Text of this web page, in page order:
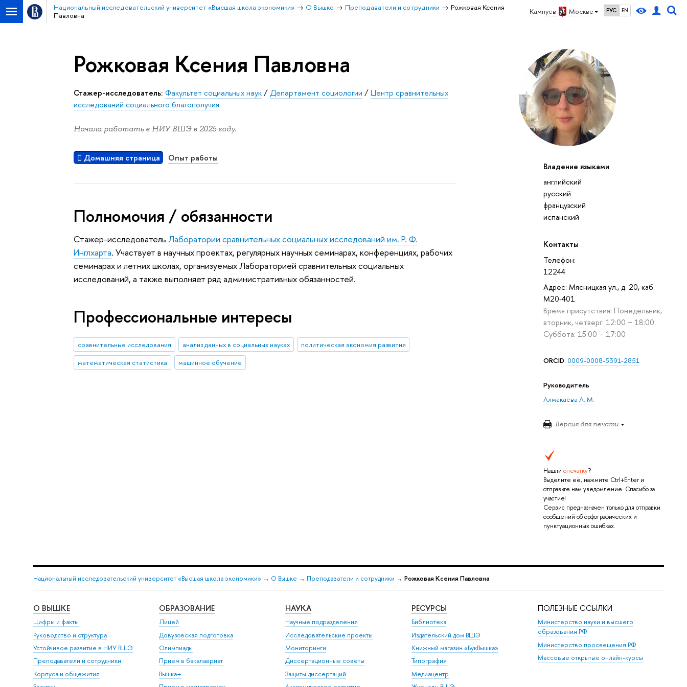
Кампус в Москве РУС EN
Национальный исследовательский университет «Высшая школа экономики» О Вышке Преподаватели и сотрудники
Рожковая Ксения
Павловна
Владение языками
английский
русский
французский
испанский
Контакты
Телефон:
12244
Адрес: Мясницкая ул., д. 20, каб.
M20-401
Время присутствия: Понедельник,
вторник, четверг: 12:00 − 18:00.
Суббота: 15:00 − 17:00
ORCID: 0009-0008-5391-2851
Руководитель
Алмакаева А. М.
Версия для печати
Нашли опечатку?
Выделите её, нажмите Ctrl+Enter и
отправьте нам уведомление. Спасибо за
участие!
Сервис предназначен только для отправки
сообщений об орфографических и
пунктуационных ошибках.
Рожковая Ксения Павловна
Стажер-исследователь: Факультет социальных наук/Департамент социологии /Центр сравнительных
исследований социального благополучия
Начала работать в НИУ ВШЭ в 2025 году.
Домашняя страница Опыт работы
Полномочия / обязанности
Стажер-исследовательЛаборатории сравнительных социальных исследований им. Р. Ф.
Инглхарта. Участвует в научных проектах, регулярных научных семинарах, конференциях, рабочих
семинарах и летних школах, организуемых Лабораторией сравнительных социальных
исследований, а также выполняет ряд административных обязанностей.
Профессиональные интересы
сравнительные исследования анализ данных в социальных науках
политическая экономия развития
математическая статистика
машинное обучение
Национальный исследовательский университет «Высшая школа экономики» → О Вышке → Преподаватели и сотрудники → Рожковая Ксения Павловна
О ВЫШКЕ
Цифры и факты
Руководство и структура
Устойчивое развитие в НИУ ВШЭ
Преподаватели и сотрудники
Корпуса и общежития
ОБРАЗОВАНИЕ
Лицей
Довузовская подготовка
Олимпиады
Прием в бакалавриат
Вышка+
НАУКА
Научные подразделения
Исследовательские проекты
Мониторинги
Диссертационные советы
Защиты диссертаций
РЕСУРСЫ
Библиотека
Издательский дом ВШЭ
Книжный магазин «БукВышка»
Типография
Медиацентр
ПОЛЕЗНЫЕ ССЫЛКИ
Министерство науки и высшего
образования РФ
Министерство просвещения РФ
Массовые открытые онлайн-курсы